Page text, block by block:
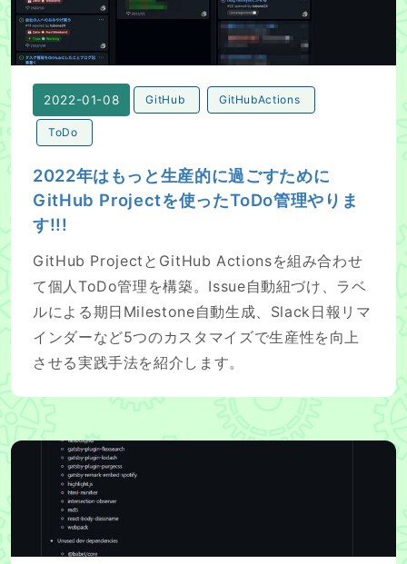
2022-01-08 GitHub GitHubActions
ToDo
2022年はもっと生産的に過ごすために
GitHub Projectを使ったToDo管理やりま
す!!!
GitHub ProjectとGitHub Actionsを組み合わせ
て個人ToDo管理を構築。Issue自動紐づけ、ラベ
ルによる期日Milestone自動生成、Slack日報リマ
インダーなど5つのカスタマイズで生産性を向上
させる実践手法を紹介します。
depcheckをGitHub Actionで使い、PRコメントに結果を